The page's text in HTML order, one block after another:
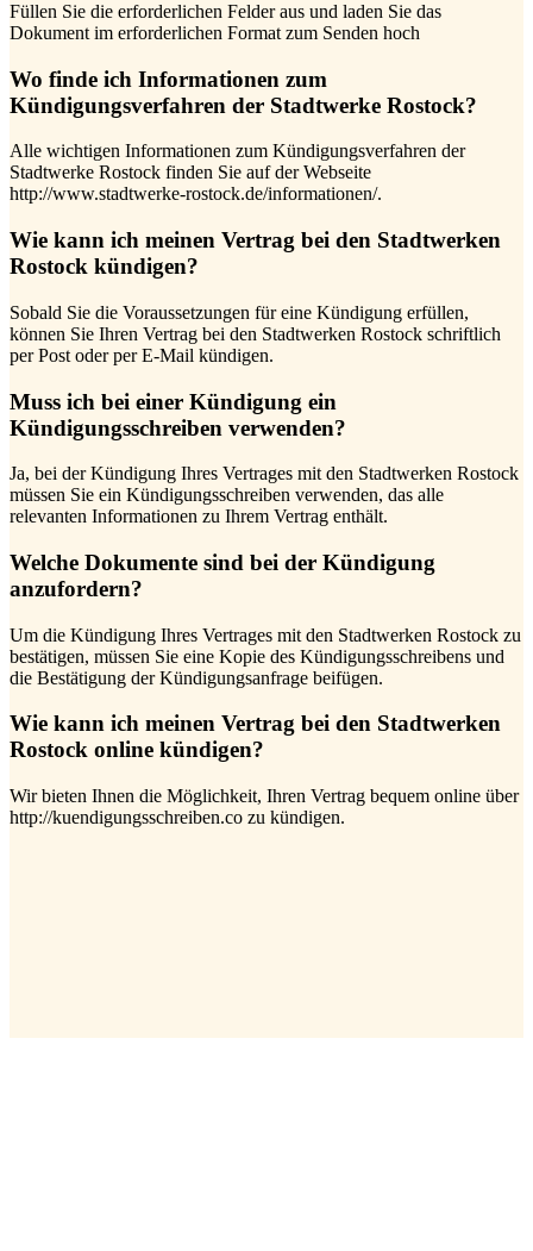
Füllen Sie die erforderlichen Felder aus und laden Sie das
Dokument im erforderlichen Format zum Senden hoch
Wo finde ich Informationen zum
Kündigungsverfahren der Stadtwerke Rostock?
Alle wichtigen Informationen zum Kündigungsverfahren der
Stadtwerke Rostock finden Sie auf der Webseite
http://www.stadtwerke-rostock.de/informationen/.
Wie kann ich meinen Vertrag bei den Stadtwerken
Rostock kündigen?
Sobald Sie die Voraussetzungen für eine Kündigung erfüllen,
können Sie Ihren Vertrag bei den Stadtwerken Rostock schriftlich
per Post oder per E-Mail kündigen.
Muss ich bei einer Kündigung ein
Kündigungsschreiben verwenden?
Ja, bei der Kündigung Ihres Vertrages mit den Stadtwerken Rostock
müssen Sie ein Kündigungsschreiben verwenden, das alle
relevanten Informationen zu Ihrem Vertrag enthält.
Welche Dokumente sind bei der Kündigung
anzufordern?
Um die Kündigung Ihres Vertrages mit den Stadtwerken Rostock zu
bestätigen, müssen Sie eine Kopie des Kündigungsschreibens und
die Bestätigung der Kündigungsanfrage beifügen.
Wie kann ich meinen Vertrag bei den Stadtwerken
Rostock online kündigen?
Wir bieten Ihnen die Möglichkeit, Ihren Vertrag bequem online über
http://kuendigungsschreiben.co zu kündigen.